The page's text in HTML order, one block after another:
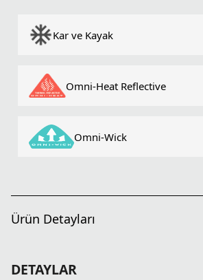
Kar ve Kayak
Omni-Heat Reflective
Omni-Wick
Ürün Detayları
DETAYLAR